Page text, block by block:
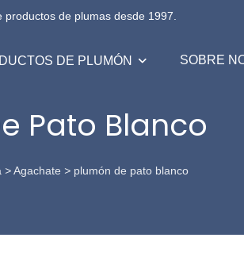
de plumas desde 1997.
DE PLUMÓN SOBRE
Pato Blanco
>Agachate > plumón de pato blanco